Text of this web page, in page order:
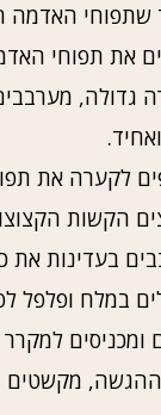
שתפוחי האדמה
את תפוחי
גדולה,
לקערה את
הקשות
בעדינות את
במלח ופלפל
ומכניסים
מקשטים